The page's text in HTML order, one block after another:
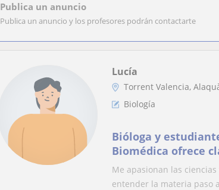
Publica un anuncio
Publica un anuncio y los profesores podrán contactarte
Lucía
Torrent Valencia,
Biología
Bióloga y
Biomédica ofrece
química, física,
de primaria, ESO y
Me apasionan las
entender la materia paso